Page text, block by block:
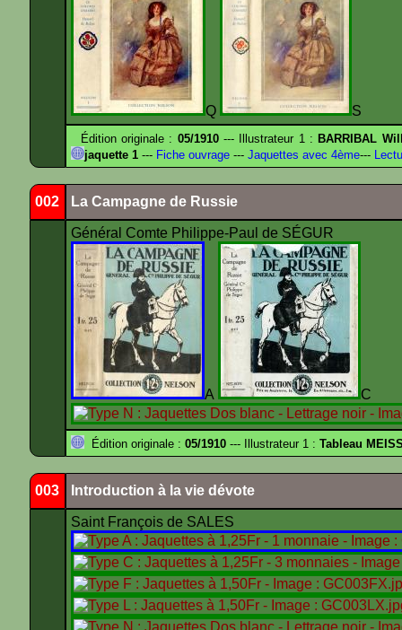
Q S
Édition originale : 05/1910--- Illustrateur 1 : BARRIBAL
jaquette 1 --- Fiche ouvrage --- Jaquettes avec 4ème---
002 La Campagne de Russie
Général Comte Philippe-Paul de SÉGUR
A
Édition originale : 05/1910 --- Illustrateur 1 : Tableau
003 Introduction à la vie dévote
Saint François de SALES